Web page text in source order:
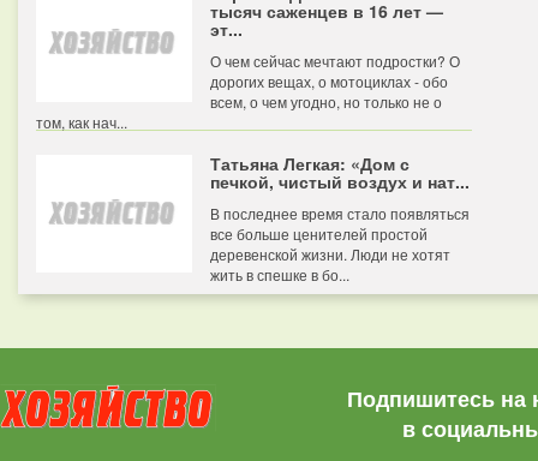
тысяч саженцев в 16 лет —
эт...
О чем сейчас мечтают подростки? О
дорогих вещах, о мотоциклах - обо
всем, о чем угодно, но только не о
том, как нач...
Татьяна Легкая: «Дом с
печкой, чистый воздух и нат...
В последнее время стало появляться
все больше ценителей простой
деревенской жизни. Люди не хотят
жить в спешке в бо...
Подпишитесь на
в